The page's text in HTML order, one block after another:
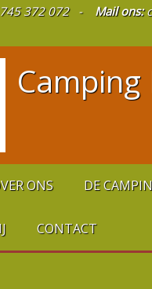
372 072 - Mail ons:
ONS DE
CONTACT